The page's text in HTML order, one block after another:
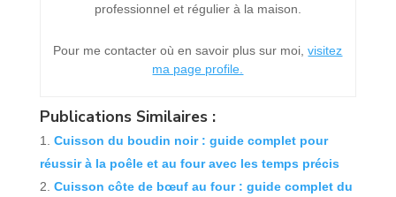
professionnel et régulier à la maison.
Pour me contacter où en savoir plus sur moi,visitez
ma page profile.
Publications Similaires :
Cuisson du boudin noir : guide complet pour
réussir à la poêle et au four avec les temps précis
Cuisson côte de bœuf au four : guide complet du